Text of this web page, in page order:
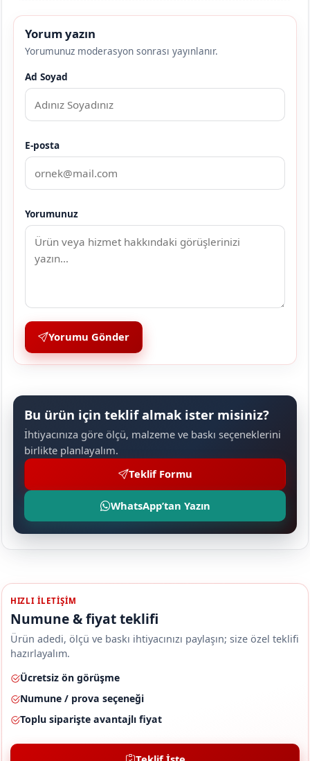
Yorum yazın
Yorumunuz moderasyon sonrası yayınlanır.
Ad Soyad
E-posta
Yorumunuz
Yorumu Gönder
Bu ürün için teklif almak ister misiniz?
İhtiyacınıza göre ölçü, malzeme ve baskı seçeneklerini
birlikte planlayalım.
Teklif Formu
WhatsApp’tan Yazın
HIZLI ILETIŞIM
Numune & fiyat teklifi
Ürün adedi, ölçü ve baskı ihtiyacınızı paylaşın; size özel teklifi
hazırlayalım.
Ücretsiz ön görüşme
Numune / prova seçeneği
Toplu siparişte avantajlı fiyat